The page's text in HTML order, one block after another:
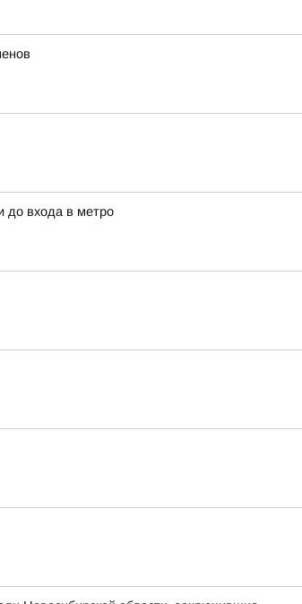
до входа в метро